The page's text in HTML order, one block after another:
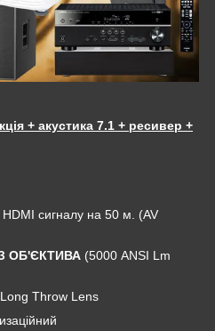
+ акустика 7.1 + ресивер +
сигналу на 50 м. (AV
ОБ'ЄКТИВА (5000 ANSI Lm
Throw Lens